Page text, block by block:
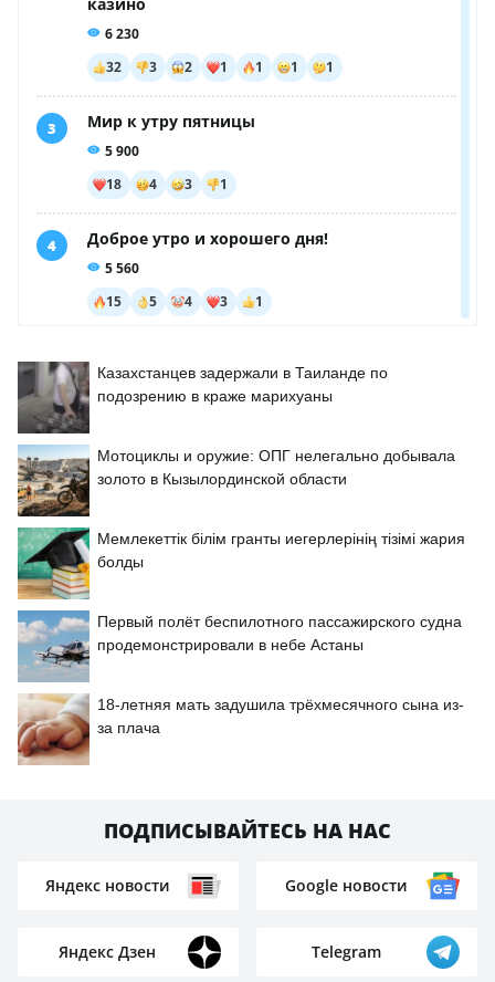
Казахстанцев задержали в Таиланде по
подозрению в краже марихуаны
Мотоциклы и оружие: ОПГ нелегально добывала
золото в Кызылординской области
Мемлекеттік білім гранты иегерлерінің тізімі жария
болды
Первый полёт беспилотного пассажирского судна
продемонстрировали в небе Астаны
18-летняя мать задушила трёхмесячного сына из-
за плача
ПОДПИСЫВАЙТЕСЬ НА НАС
Яндекс новости Google новости
Яндекс Дзен Telegram